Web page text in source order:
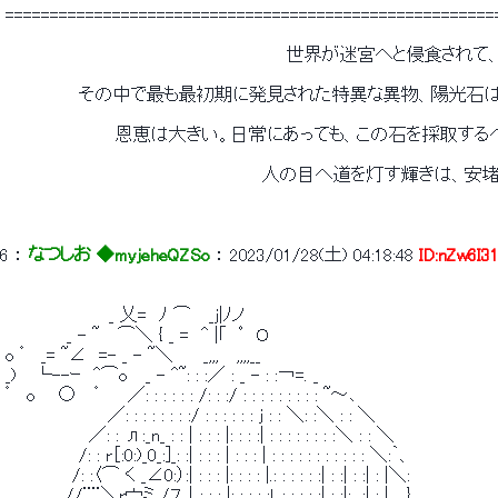
世界が迷宮へと侵食されて、はや１
その中で最も最初期に発見された特異な異物、陽光石は光
恩恵は大きい。日常にあっても、この石を採取するべく
人の目へ道を灯す輝きは、安堵を与え
6 ： なつしお ◆myjeheQZSo ： 2023/01/28(土) 04:18:48
_ 乂=　ﾉ ⌒　 _j|ﾉノ
_ - ~　 ⌒＼ { _ =　^ |｢　ﾟ　Ｏ
o ゜　_= ~∠　=- _ - ~＼　　 _,,,　 ,,,,__
_)　 └--ｰ　^⌒o 　_ - ^~: : :／ : _ - : :￢=. _
゜　o 　 ○　 ゜　　／: : : : : : /: : :/ : : : : : : : : : ~～､
／: : : : : : : :/ : : : : : : j : : ＼: :＼ : : ＼
／: : л:_n_ : : | : : : |: : : :| : : : : : : : :＼ : : ＼
/: : r［:0:)_0_:]_: :| : : : | : : : | : : : : : : : : : : : ＼:｀、
/: :〈⌒ く _∠0:）:| : : : |: : : : |.: : : : : :| : :| : :| : |＼: